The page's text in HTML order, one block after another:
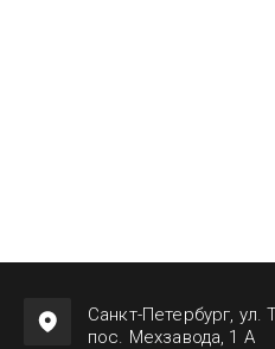
Санкт-Петербург, ул.
пос. Мехзавода, 1 А